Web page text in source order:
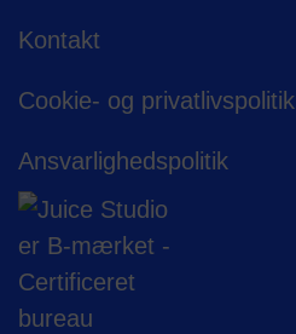
Kontakt
Cookie- og privatlivspolitik
Ansvarligheds­politik